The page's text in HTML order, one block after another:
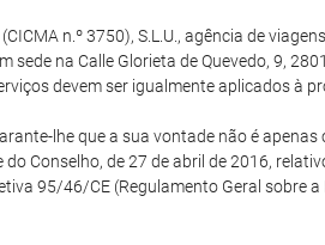
(CICMA n.º 3750), S.L.U., agência de
sede na Calle Glorieta de Quevedo, 9,
devem ser igualmente aplicados à
lhe que a sua vontade não é
Conselho, de 27 de abril de 2016,
95/46/CE (Regulamento Geral sobre